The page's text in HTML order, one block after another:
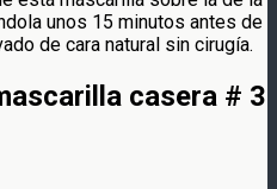
unos 15 minutos antes de
de cara natural sin cirugía.
casera # 3